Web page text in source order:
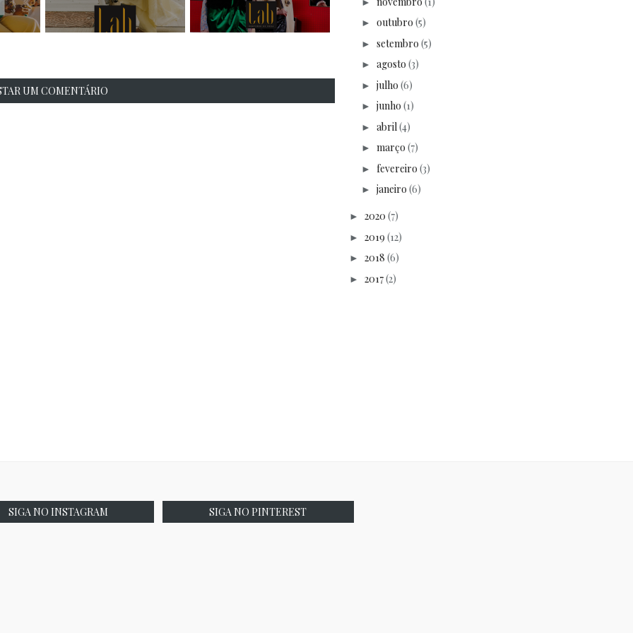
UM COMENTÁRIO
► outubro (5)
► setembro (5)
► agosto (3)
► julho (6)
► junho (1)
► abril (4)
► março (7)
► fevereiro (3)
► janeiro (6)
► 2020 (7)
► 2019 (12)
► 2018 (6)
► 2017(2)
SIGA NO INSTAGRAM SIGA NO PINTEREST